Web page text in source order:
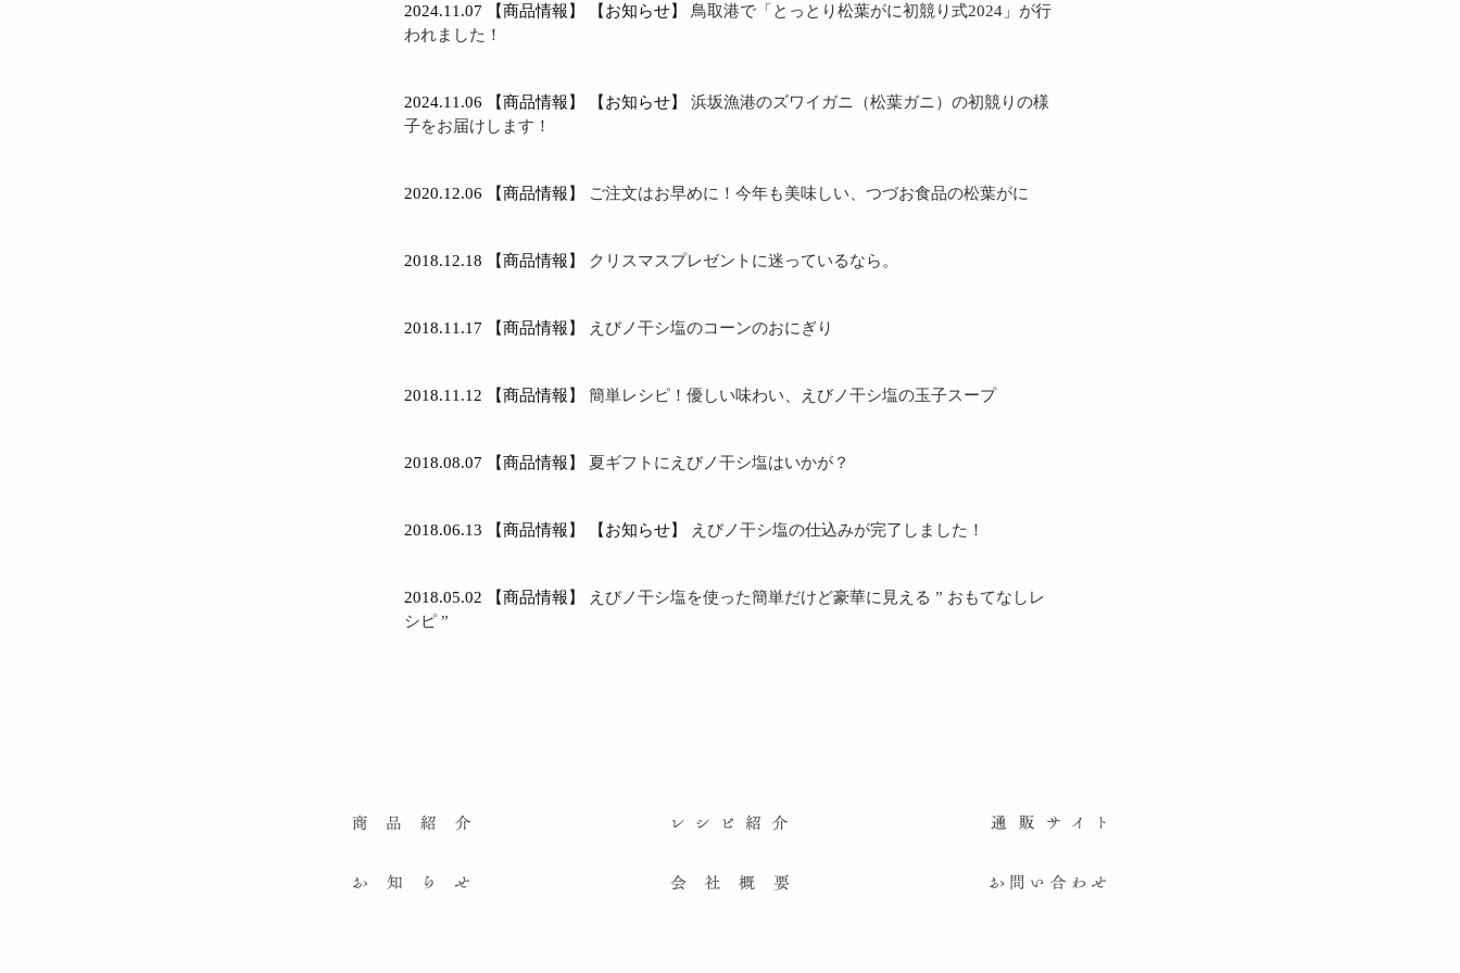
2024.11.07 【商品情報】 【お知らせ】
鳥取港で「とっとり松葉がに初競り式2024」が行
われました！
2024.11.06 【商品情報】 【お知らせ】
浜坂漁港のズワイガニ（松葉ガニ）の初競りの様
子をお届けします！
2020.12.06 【商品情報】 ご注文はお早めに！今年も美味しい、つづお食品の松葉がに
2018.12.18 【商品情報】 クリスマスプレゼントに迷っているなら。
2018.11.17 【商品情報】 えびノ干シ塩のコーンのおにぎり
2018.11.12 【商品情報】 簡単レシピ！優しい味わい、えびノ干シ塩の玉子スープ
2018.08.07 【商品情報】 夏ギフトにえびノ干シ塩はいかが？
2018.06.13 【商品情報】 【お知らせ】 えびノ干シ塩の仕込みが完了しました！
2018.05.02 【商品情報】
えびノ干シ塩を使った簡単だけど豪華に見える ” おもてなしレ
シピ ”